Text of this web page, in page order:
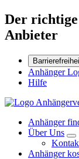
Der richtige
Anbieter
Anhänger
Hilfe
Anhänger
Über Uns
Anhänger